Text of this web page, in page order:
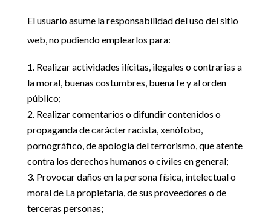
El usuario asume la responsabilidad del uso del sitio
web, no pudiendo emplearlos para:
Realizar actividades ilícitas, ilegales o contrarias a
la moral, buenas costumbres, buena fe y al orden
público;
Realizar comentarios o difundir contenidos o
propaganda de carácter racista, xenófobo,
pornográfico, de apología del terrorismo, que atente
contra los derechos humanos o civiles en general;
Provocar daños en la persona física, intelectual o
moral de La propietaria, de sus proveedores o de
terceras personas;